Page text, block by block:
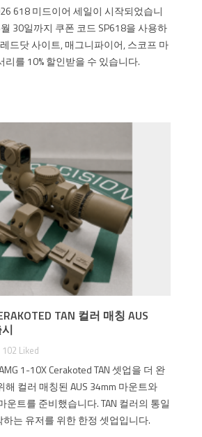
618 미드이어 세일이 시작되었습니
30일까지 쿠폰 코드 SP618을 사용하
드닷 사이트, 매그니파이어, 스코프 마
리를 10% 할인받을 수 있습니다.
TAN 컬러 매칭 AUS
102 Liked
AMG 1-10X Cerakoted TAN 셋업을 더 완
해 컬러 매칭된 AUS 34mm 마운트와
운트를 준비했습니다. TAN 컬러의 통일
는 유저를 위한 한정 셋업입니다.